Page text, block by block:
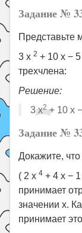
Задание №
Представьте
3 x2 + 10 x −
трехчлена:
Решение:
3 x2+ 10 x
Задание №
Докажите,
( 2 x4 + 4 x −
принимает
значении x.
принимает